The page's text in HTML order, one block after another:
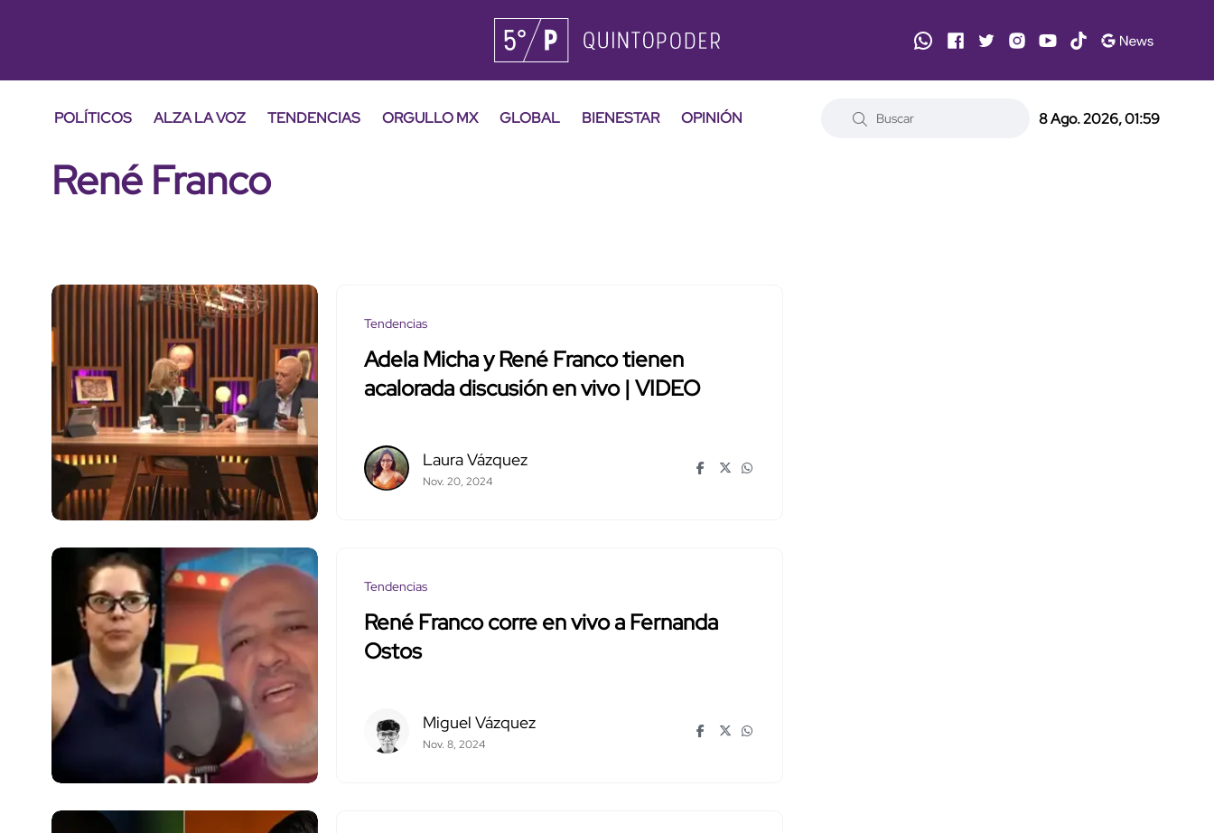
POLÍTICOS ALZA LA VOZ TENDENCIAS ORGULLO MX GLOBAL BIENESTAR OPINIÓN 8 Ago. 2026, 01:59
René Franco
Tendencias
Adela Micha y René Franco tienen
acalorada discusión en vivo | VIDEO
Laura Vázquez
Nov. 20, 2024
Tendencias
René Franco corre en vivo a Fernanda
Ostos
Miguel Vázquez
Nov. 8, 2024